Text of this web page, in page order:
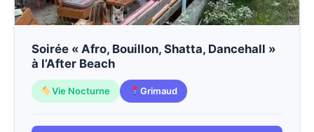
Soirée « Afro, Bouillon, Shatta, Dancehall »
à l’After Beach
Vie Nocturne Grimaud